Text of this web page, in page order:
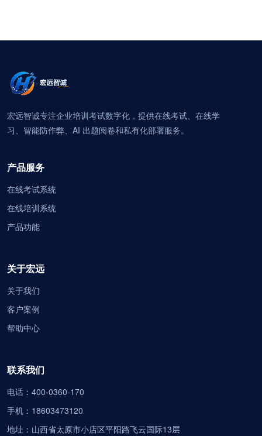
宏远智诚专注企业培训考试数字化，提供在线考试、在线学
习、智能防作弊、AI 出题阅卷和私有化部署服务。
产品服务
在线考试系统
在线培训系统
产品功能
关于宏远
关于我们
客户案例
帮助中心
联系我们
电话：400-0360-170
手机：18603473120
地址：山西省太原市小店区平阳路飞云国际13层